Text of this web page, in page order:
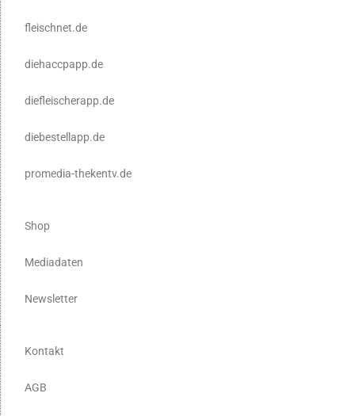
fleischnet.de
diehaccpapp.de
diefleischerapp.de
diebestellapp.de
promedia-thekentv.de
Shop
Mediadaten
Newsletter
Kontakt
AGB